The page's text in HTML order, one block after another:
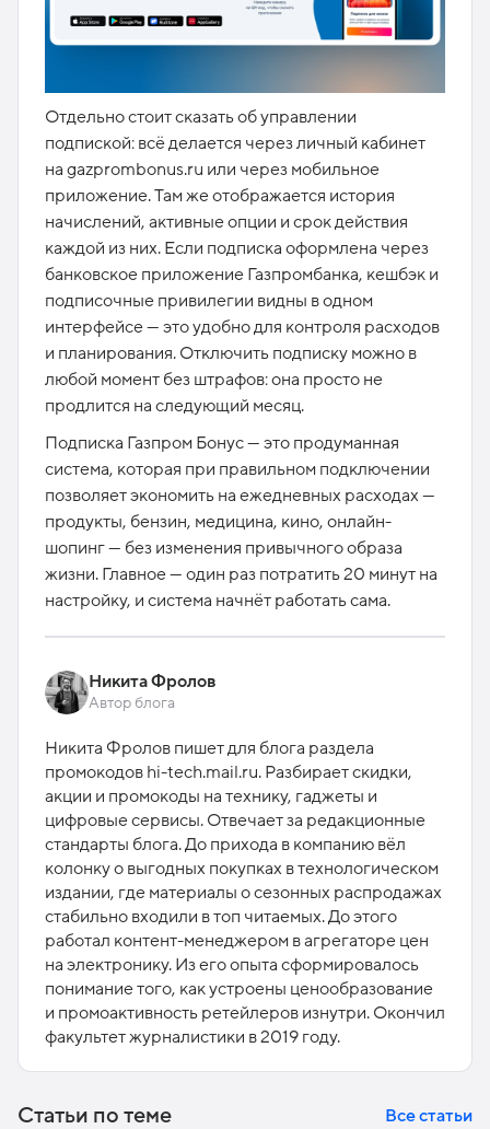
Отдельно стоит сказать об управлении
подпиской: всё делается через личный кабинет
на gazprombonus.ru или через мобильное
приложение. Там же отображается история
начислений, активные опции и срок действия
каждой из них. Если подписка оформлена через
банковское приложение Газпромбанка, кешбэк и
подписочные привилегии видны в одном
интерфейсе — это удобно для контроля расходов
и планирования. Отключить подписку можно в
любой момент без штрафов: она просто не
продлится на следующий месяц.​
Подписка Газпром Бонус — это продуманная
система, которая при правильном подключении
позволяет экономить на ежедневных расходах —
продукты, бензин, медицина, кино, онлайн-
шопинг — без изменения привычного образа
жизни. Главное — один раз потратить 20 минут на
настройку, и система начнёт работать сама.
Никита Фролов
Автор блога
Никита Фролов пишет для блога раздела
промокодов hi-tech.mail.ru. Разбирает скидки,
акции и промокоды на технику, гаджеты и
цифровые сервисы. Отвечает за редакционные
стандарты блога. До прихода в компанию вёл
колонку о выгодных покупках в технологическом
издании, где материалы о сезонных распродажах
стабильно входили в топ читаемых. До этого
работал контент-менеджером в агрегаторе цен
на электронику. Из его опыта сформировалось
понимание того, как устроены ценообразование
и промоактивность ретейлеров изнутри. Окончил
факультет журналистики в 2019 году.
Статьи по теме Все статьи